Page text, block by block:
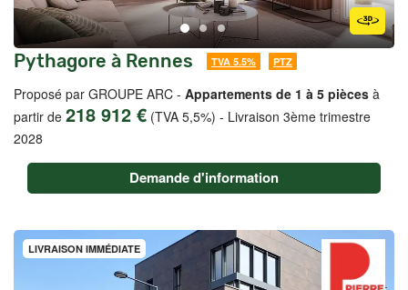
Pythagore à Rennes TVA 5.5% PTZ
Proposé par GROUPE ARC - Appartements de 1 à 5 pièces à
partir de 218 912 € (TVA 5,5%) - Livraison 3ème trimestre
2028
Demande d'information
LIVRAISON IMMÉDIATE